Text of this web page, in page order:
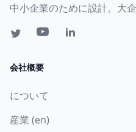
中小企業のために設計。大
会社概要
について
産業 (en)